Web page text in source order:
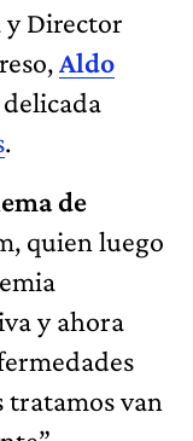
y Director
Aldo
.
de
quien luego
y ahora
tratamos van